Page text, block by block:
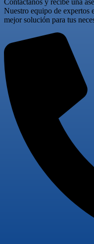
Contáctanos y recibe una
Nuestro equipo de expertos
mejor solución para tus